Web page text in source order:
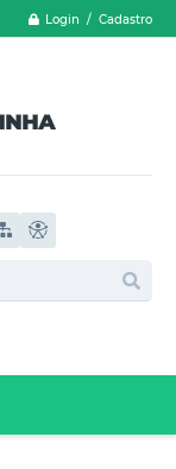
Login / Cadastro